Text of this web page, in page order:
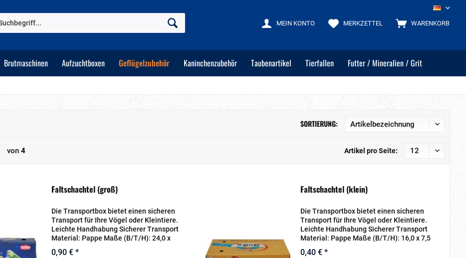
DE
WARENKORB
MERKZETTEL
MEIN KONTO
Brutmaschinen Aufzuchtboxen Geflügelzubehör Kaninchenzubehör Taubenartikel Tierfallen Futter / Mineralien / Grit
SORTIERUNG:
von 4 Artikel pro Seite:
Faltschachtel (groß)
Die Transportbox bietet einen sicheren
Transport für Ihre Vögel oder Kleintiere.
Leichte Handhabung Sicherer Transport
Material: Pappe Maße (B/T/H): 24,0 x
11,5 x 12,0 cm
0,90 € *
Faltschachtel (klein)
Die Transportbox bietet einen sicheren
Transport für Ihre Vögel oder Kleintiere.
Leichte Handhabung Sicherer Transport
Material: Pappe Maße (B/T/H): 16,0 x 7,5
x 8,5 cm
0,40 € *